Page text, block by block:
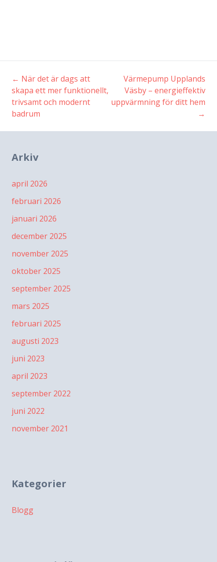
Inläggsnavigering
← När det är dags att
skapa ett mer funktionellt,
trivsamt och modernt
badrum
Värmepump Upplands
Väsby – energieffektiv
uppvärmning för ditt hem
→
Arkiv
april 2026
februari 2026
januari 2026
december 2025
november 2025
oktober 2025
september 2025
mars 2025
februari 2025
augusti 2023
juni 2023
april 2023
september 2022
juni 2022
november 2021
Kategorier
Blogg